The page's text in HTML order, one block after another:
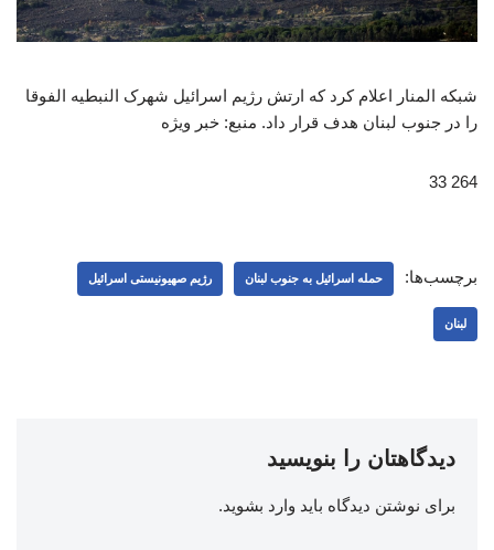
شبکه المنار اعلام کرد که ارتش رژیم اسرائیل شهرک النبطیه‌ الفوقا
را در جنوب لبنان هدف قرار داد. منبع: خبر ویژه
264 33
برچسب‌ها: حمله اسرائیل به جنوب لبنان رژیم صهیونیستی اسرائیل
لبنان
دیدگاهتان را بنویسید
برای نوشتن دیدگاه باید وارد بشوید.